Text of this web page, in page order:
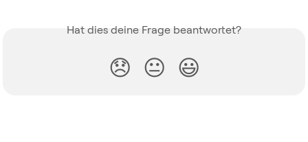
Hat dies deine Frage beantwortet?
😞 😐 😃